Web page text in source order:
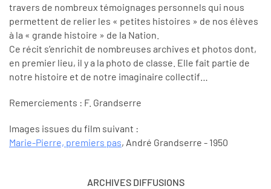
travers de nombreux témoignages personnels qui nous
permettent de relier les « petites histoires » de nos élèves
à la « grande histoire » de la Nation.
Ce récit s’enrichit de nombreuses archives et photos dont,
en premier lieu, il y a la photo de classe. Elle fait partie de
notre histoire et de notre imaginaire collectif…
Remerciements : F. Grandserre
Images issues du film suivant :
Marie-Pierre, premiers pas, André Grandserre - 1950
ARCHIVES DIFFUSIONS